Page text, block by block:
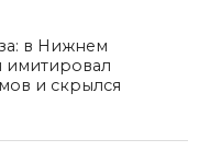
в Нижнем
имитировал
и скрылся